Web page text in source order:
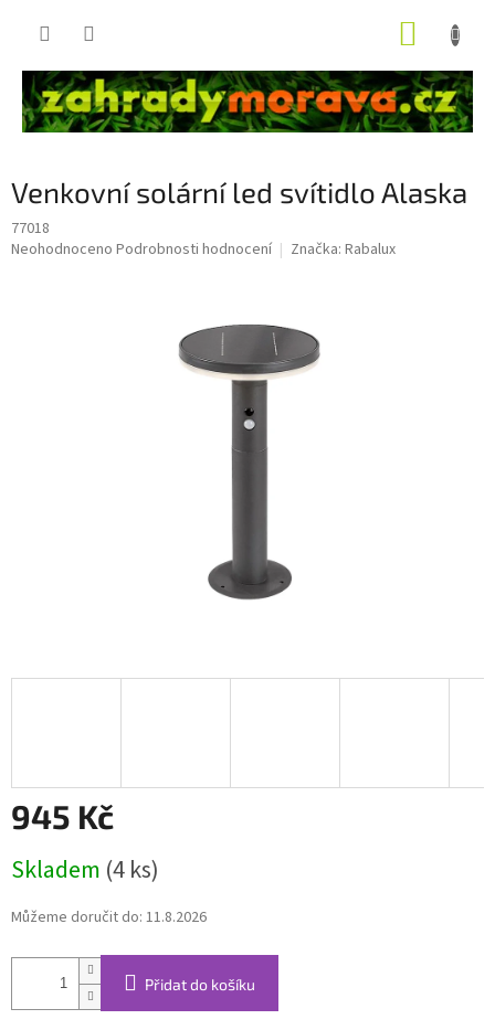
Venkovní solární led svítidlo Alaska
77018
Průměrné
Neohodnoceno Podrobnosti hodnocení Značka: Rabalux
945 Kč
cena:
Skladem (4 ks)
Můžeme doručit do: 11.8.2026
Přidat do košíku